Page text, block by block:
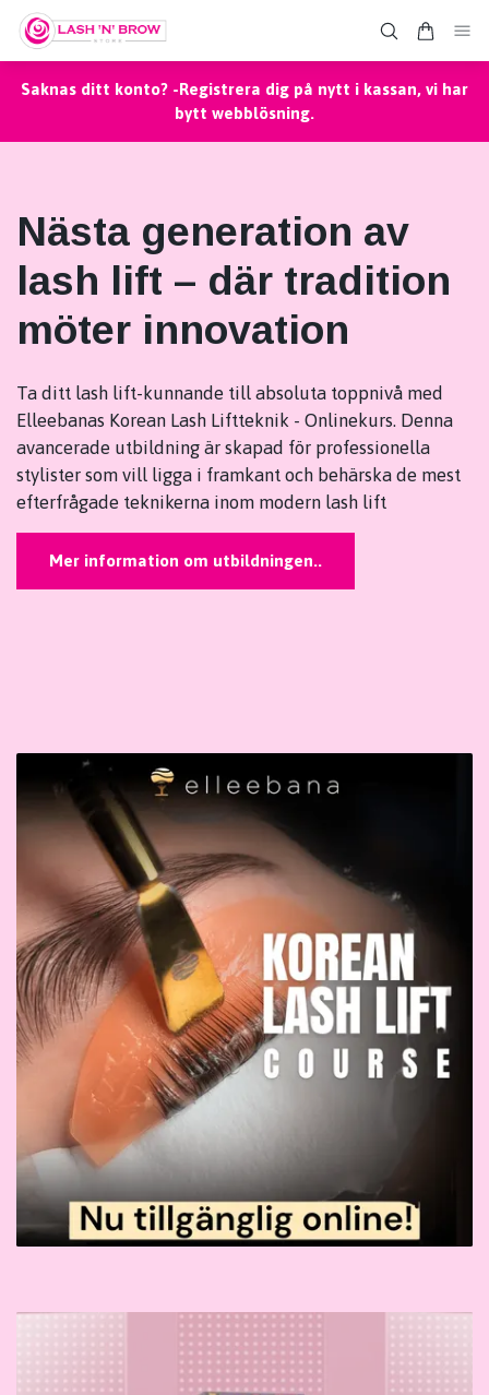
Saknas ditt konto? -Registrera dig på nytt i kassan, vi har
bytt webblösning.
Nästa generation av
lash lift – där tradition
möter innovation
Ta ditt lash lift-kunnande till absoluta toppnivå med
Elleebanas Korean Lash Liftteknik - Onlinekurs. Denna
avancerade utbildning är skapad för professionella
stylister som vill ligga i framkant och behärska de mest
efterfrågade teknikerna inom modern lash lift
Mer information om utbildningen..